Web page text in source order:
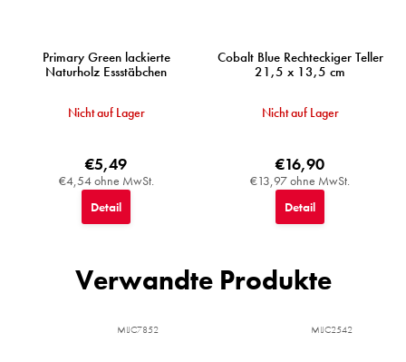
Primary Green lackierte
Naturholz Essstäbchen
Nicht auf Lager
€4,54 ohne MwSt.
€5,49
Detail
Cobalt Blue Rechteckiger Teller
21,5 x 13,5 cm
Nicht auf Lager
€13,97 ohne MwSt.
€16,90
Detail
Verwandte Produkte
MIJC7852 MIJC2542